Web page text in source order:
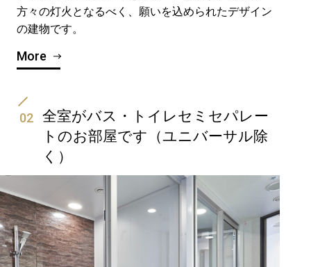
方々の灯火となるべく、願いを込められたデザイン
の建物です。
More
02
全室がバス・トイレセミセパレー
トのお部屋です（ユニバーサル除
く）